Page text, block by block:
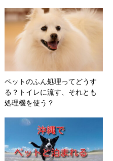
ペットのふん処理ってどうす
る？トイレに流す、それとも
処理機を使う？